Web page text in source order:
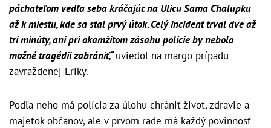
páchateľom vedľa seba kráčajúc na Ulicu Sama Chalupku
až k miestu, kde sa stal prvý útok. Celý incident trval dve až
tri minúty, ani pri okamžitom zásahu polície by nebolo
možné tragédii zabrániť,“uviedol na margo prípadu
zavraždenej Eriky.
Podľa neho má polícia za úlohu chrániť život, zdravie a
majetok občanov, ale v prvom rade má každý povinnosť